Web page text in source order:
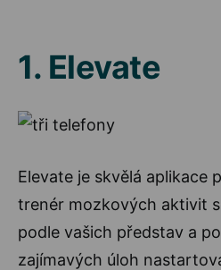
1. Elevate
Elevate je skvělá aplikace
trenér mozkových aktivit
podle vašich představ a
zajímavých úloh